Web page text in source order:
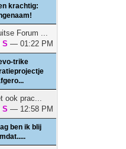
krachtig:
Forum ...
S — 01:22 PM
trike
ook prac...
S — 12:58 PM
ben ik blij